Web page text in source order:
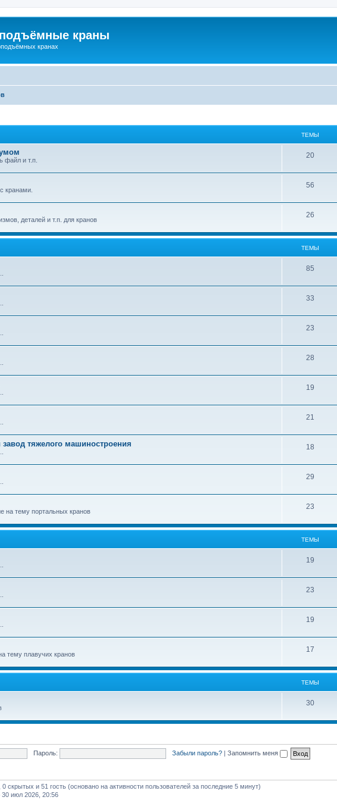
краны
кранах
ТЕМЫ
файл и т.п.
20
кранами.
56
деталей и т.п. для кранов
26
ТЕМЫ
85
33
23
28
19
21
тяжелого машиностроения 18
29
на тему портальных кранов
23
ТЕМЫ
19
23
19
тему плавучих кранов
17
ТЕМЫ
30
Пароль: Забыли пароль? | Запомнить меня
скрытых и 51 гость (основано на активности пользователей за последние 5 минут)
июл 2026, 20:56